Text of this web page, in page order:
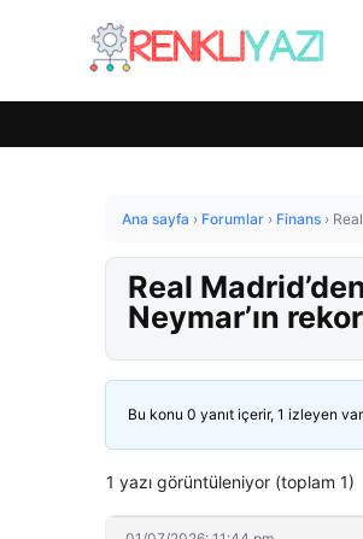
Ana sayfa › Forumlar › Finans ›
Real
Neymar’ın
Bu konu 0 yanıt içerir, 1 izleyen
1 yazı görüntüleniyor (toplam 1)